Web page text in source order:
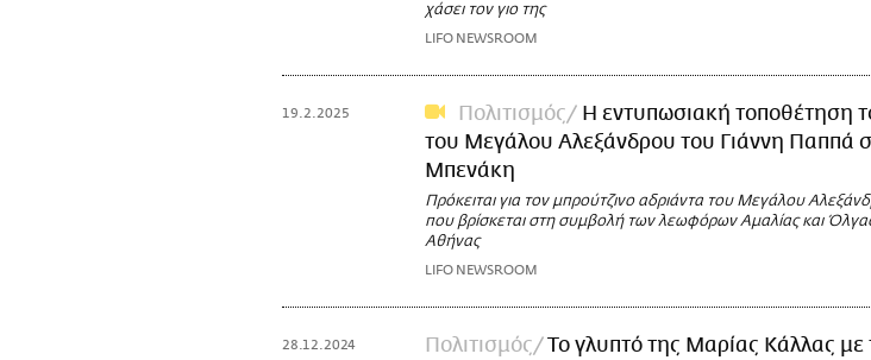
χάσει τον γιο της
LIFO NEWSROOM
19.2.2025 Πολιτισμός
Η εντυπωσιακή τοποθέτηση
του Μεγάλου Αλεξάνδρου του Γιάννη Παππά
Μπενάκη
Πρόκειται για τον μπρούτζινο αδριάντα του Μεγάλου
που βρίσκεται στη συμβολή των λεωφόρων Αμαλίας και
Αθήνας
LIFO NEWSROOM
28.12.2024 Πολιτισμός
Το γλυπτό της Μαρίας Κάλλας με